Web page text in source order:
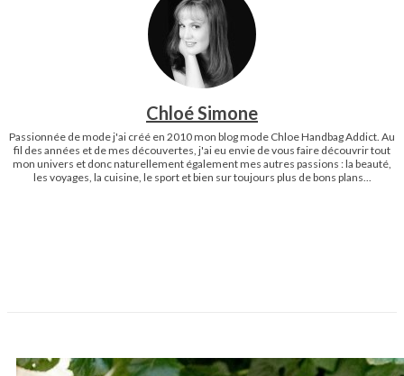
Chloé Simone
Passionnée de mode j'ai créé en 2010 mon blog mode Chloe Handbag Addict. Au
fil des années et de mes découvertes, j'ai eu envie de vous faire découvrir tout
mon univers et donc naturellement également mes autres passions : la beauté,
les voyages, la cuisine, le sport et bien sur toujours plus de bons plans...